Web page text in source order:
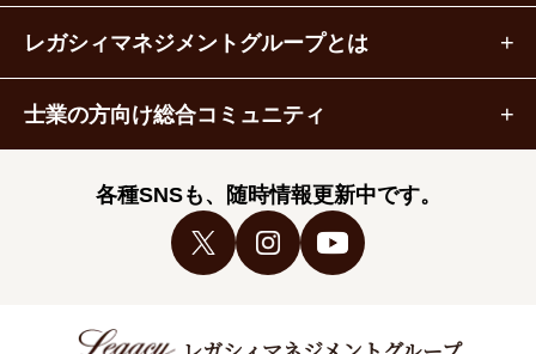
レガシィマネジメントグループとは
士業の方向け総合コミュニティ
各種SNSも、随時情報更新中です。